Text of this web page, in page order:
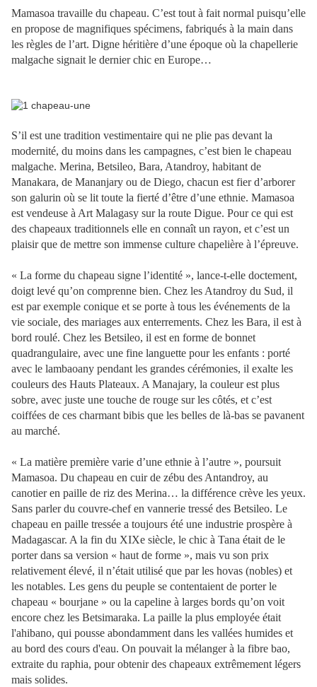
Mamasoa travaille du chapeau. C’est tout à fait normal puisqu’elle
en propose de magnifiques spécimens, fabriqués à la main dans
les règles de l’art. Digne héritière d’une époque où la chapellerie
malgache signait le dernier chic en Europe…
S’il est une tradition vestimentaire qui ne plie pas devant la
modernité, du moins dans les campagnes, c’est bien le chapeau
malgache. Merina, Betsileo, Bara, Atandroy, habitant de
Manakara, de Mananjary ou de Diego, chacun est fier d’arborer
son galurin où se lit toute la fierté d’être d’une ethnie. Mamasoa
est vendeuse à Art Malagasy sur la route Digue. Pour ce qui est
des chapeaux traditionnels elle en connaît un rayon, et c’est un
plaisir que de mettre son immense culture chapelière à l’épreuve.
« La forme du chapeau signe l’identité », lance-t-elle doctement,
doigt levé qu’on comprenne bien. Chez les Atandroy du Sud, il
est par exemple conique et se porte à tous les événements de la
vie sociale, des mariages aux enterrements. Chez les Bara, il est à
bord roulé. Chez les Betsileo, il est en forme de bonnet
quadrangulaire, avec une fine languette pour les enfants : porté
avec le lambaoany pendant les grandes cérémonies, il exalte les
couleurs des Hauts Plateaux. A Manajary, la couleur est plus
sobre, avec juste une touche de rouge sur les côtés, et c’est
coiffées de ces charmant bibis que les belles de là-bas se pavanent
au marché.
« La matière première varie d’une ethnie à l’autre », poursuit
Mamasoa. Du chapeau en cuir de zébu des Antandroy, au
canotier en paille de riz des Merina… la différence crève les yeux.
Sans parler du couvre-chef en vannerie tressé des Betsileo. Le
chapeau en paille tressée a toujours été une industrie prospère à
Madagascar. A la fin du XIXe siècle, le chic à Tana était de le
porter dans sa version « haut de forme », mais vu son prix
relativement élevé, il n’était utilisé que par les hovas (nobles) et
les notables. Les gens du peuple se contentaient de porter le
chapeau « bourjane » ou la capeline à larges bords qu’on voit
encore chez les Betsimaraka. La paille la plus employée était
l'ahibano, qui pousse abondamment dans les vallées humides et
au bord des cours d'eau. On pouvait la mélanger à la fibre bao,
extraite du raphia, pour obtenir des chapeaux extrêmement légers
mais solides.